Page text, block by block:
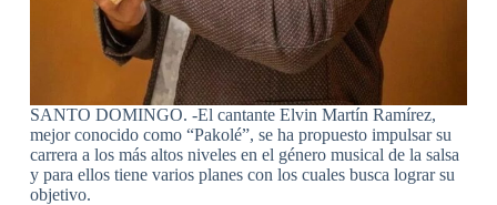
SANTO DOMINGO. -El cantante Elvin Martín Ramírez,
mejor conocido como “Pakolé”, se ha propuesto impulsar su
carrera a los más altos niveles en el género musical de la salsa
y para ellos tiene varios planes con los cuales busca lograr su
objetivo.